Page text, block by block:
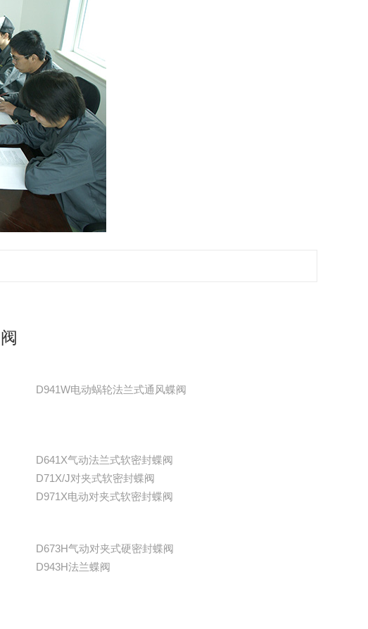
D941W电动蜗轮法兰式通风蝶阀
D641X气动法兰式软密封蝶阀
D71X/J对夹式软密封蝶阀
D971X电动对夹式软密封蝶阀
D673H气动对夹式硬密封蝶阀
D943H法兰蝶阀